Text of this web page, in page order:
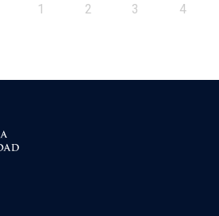
1 2 3 4